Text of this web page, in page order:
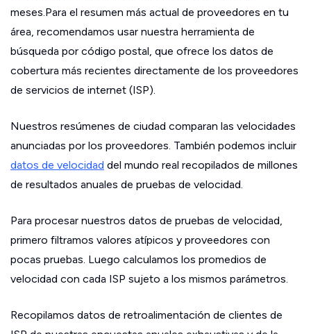
meses.Para el resumen más actual de proveedores en tu
área, recomendamos usar nuestra herramienta de
búsqueda por código postal, que ofrece los datos de
cobertura más recientes directamente de los proveedores
de servicios de internet (ISP).
Nuestros resúmenes de ciudad comparan las velocidades
anunciadas por los proveedores. También podemos incluir
datos de velocidad del mundo real recopilados de millones
de resultados anuales de pruebas de velocidad.
Para procesar nuestros datos de pruebas de velocidad,
primero filtramos valores atípicos y proveedores con
pocas pruebas. Luego calculamos los promedios de
velocidad con cada ISP sujeto a los mismos parámetros.
Recopilamos datos de retroalimentación de clientes de